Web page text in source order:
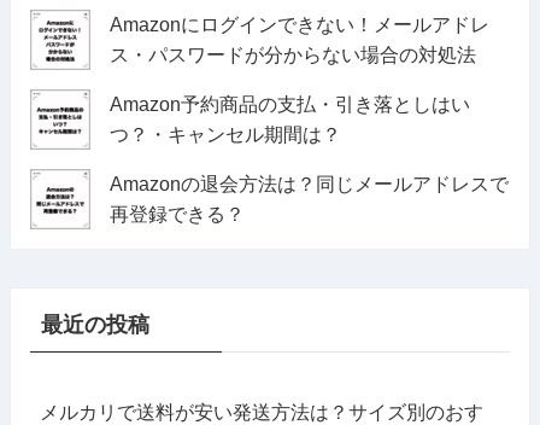
Amazonにログインできない！メールアドレ
ス・パスワードが分からない場合の対処法
Amazon予約商品の支払・引き落としはい
つ？・キャンセル期間は？
Amazonの退会方法は？同じメールアドレスで
再登録できる？
最近の投稿
メルカリで送料が安い発送方法は？サイズ別のおす